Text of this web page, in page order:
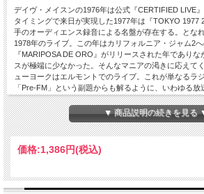
デイヴ・メイスンの1976年は公式『CERTIFIED LIVE
タイミングで来日が実現した1977年は『TOKYO 1977
手のオーディエンス録音による名盤が存在する。とな
1978年のライブ。この年はカリフォルニア・ジャム2
『MARIPOSA DE ORO』がリリースされた年であり
スが極端に少なかった。そんなマニアの渇きに応えて
ューヨークはエルモントでのライブ。これが単なるラ
「Pre-FM」という副題からも解るように、いわゆる
元の完璧なステレオ・サウンドボード。こんな凄い音
ったとは驚きを禁じえません おまけにカリフォルニア
ジかつ『MARIPOSA DE ORO』でしたが、こちらは
ルバム収録曲が全面的にフィーチャーされている。同
ブ音源というのが極端に少なかっただけに、これほど
かつステレオ・サウンドボード録音の発掘は掛け値な
ら離れたこともあり、ギタリストが二人に増員された
それ故に『MARIPOSA DE ORO』の洗練されたハー
▼ 商品説明の続きを見る
価格:1,386円(税込)